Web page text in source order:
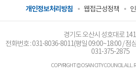
개인정보처리방침 웹접근성정책
경기도 오산시 성호대로
전화번호 :031-8036-8011(평일 09:00~18:00 / 점
031-375-2875
COPYRIGHT © OSAN CITY COUNCIL ALL.